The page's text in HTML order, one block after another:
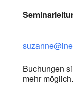
Buchungen
mehr möglich.